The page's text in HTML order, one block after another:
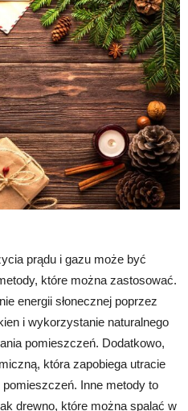
prądu i gazu może być
które można zastosować.
energii słonecznej poprzez
i wykorzystanie naturalnego
pomieszczeń. Dodatkowo,
która zapobiega utracie
Inne metody to
drewno, które można spalać w